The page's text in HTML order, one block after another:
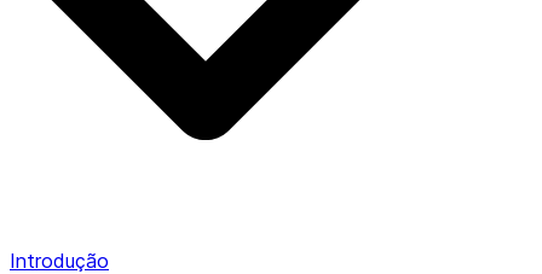
Introdução